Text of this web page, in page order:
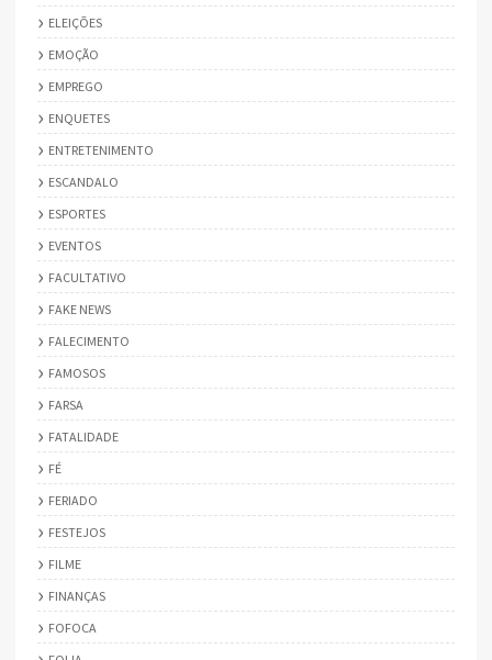
ELEIÇÕES
EMOÇÃO
EMPREGO
ENQUETES
ENTRETENIMENTO
ESCANDALO
ESPORTES
EVENTOS
FACULTATIVO
FAKE NEWS
FALECIMENTO
FAMOSOS
FARSA
FATALIDADE
FÉ
FERIADO
FESTEJOS
FILME
FINANÇAS
FOFOCA